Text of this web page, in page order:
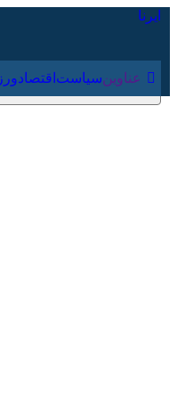
عناوین‌ سیاست اقتصاد